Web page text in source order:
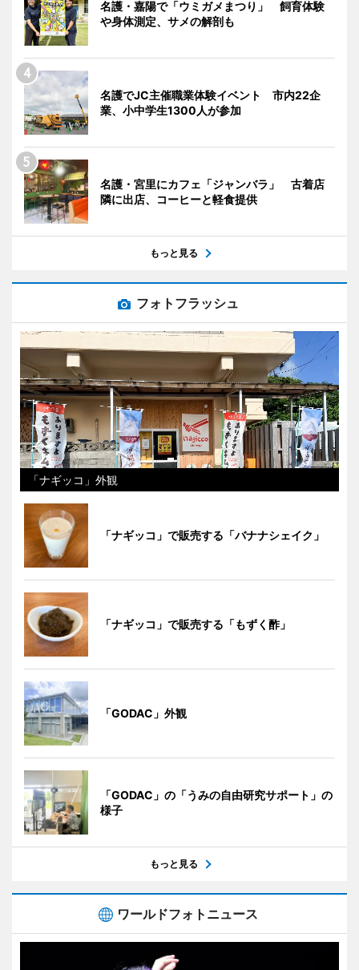
名護・嘉陽で「ウミガメまつり」 飼育体験
や身体測定、サメの解剖も
名護でJC主催職業体験イベント 市内22企
業、小中学生1300人が参加
名護・宮里にカフェ「ジャンバラ」 古着店
隣に出店、コーヒーと軽食提供
もっと見る
フォトフラッシュ
「ナギッコ」外観
「ナギッコ」で販売する「バナナシェイク」
「ナギッコ」で販売する「もずく酢」
「GODAC」外観
「GODAC」の「うみの自由研究サポート」の
様子
もっと見る
ワールドフォトニュース